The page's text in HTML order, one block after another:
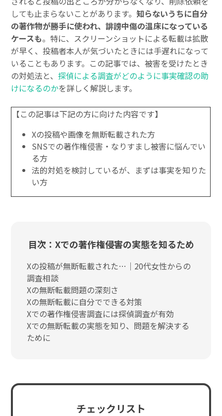
しても止まらないことがあります。 知らないうちに自分
の著作物が勝手に使われ、誹謗中傷の温床になっている
ケースも。特に、スクリーンショットによる転載は拡散
が早く、投稿者本人が気づいたときには手遅れになって
いることもあります。この記事では、被害を受けたとき
の対処法と、探偵による調査がどのように事実確認の助
けになるのかを詳しく解説します。
【この記事は下記の方に向けた内容です】
Xの投稿や画像を無断転載された方
SNSでの著作権侵害・なりすまし被害に悩んでい
る方
法的対処を検討しているが、まずは事実を知りた
い方
目次：Xでの著作権侵害の実態を知るため
Xの投稿が無断転載された…｜20代女性からの
調査相談
Xの無断転載問題の深刻さ
Xの無断転載に自分でできる対策
Xでの著作権侵害調査には探偵調査が有効
Xでの無断転載の実態を知り、問題を解決する
ために
チェックリスト